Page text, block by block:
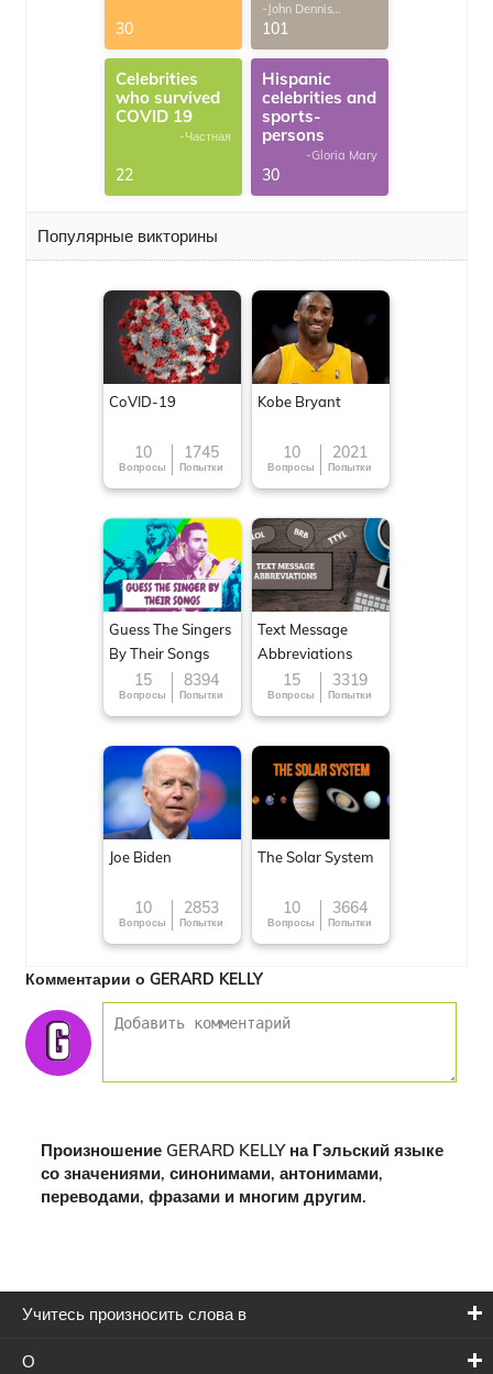
30
-John Dennis
G.Thomas
101
Celebrities
who survived
COVID 19
-Частная
22
Hispanic
celebrities and
sports-
persons
-Gloria Mary
30
Популярные викторины
CoVID-19
10
Вопросы
1745
Попытки
Kobe Bryant
10
Вопросы
2021
Попытки
Guess The Singers
By Their Songs
15
Вопросы
8394
Попытки
Text Message
Abbreviations
15
Вопросы
3319
Попытки
Joe Biden
10
Вопросы
2853
Попытки
The Solar System
10
Вопросы
3664
Попытки
Комментарии о GERARD KELLY
Произношение GERARD KELLY на Гэльский языке
со значениями, синонимами, антонимами,
переводами, фразами и многим другим.
Учитесь произносить слова в
О